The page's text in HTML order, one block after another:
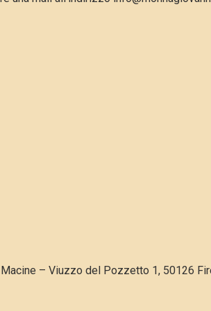
– Viuzzo del Pozzetto 1, 50126